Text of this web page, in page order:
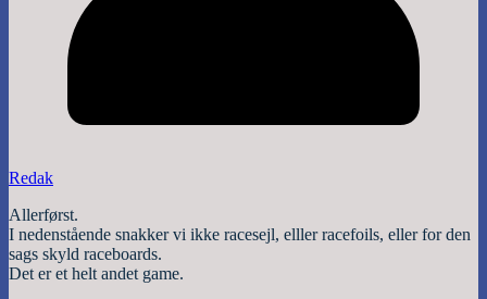
Redak
Allerførst.
I nedenstående snakker vi ikke racesejl, elller racefoils, eller for den
sags skyld raceboards.
Det er et helt andet game.